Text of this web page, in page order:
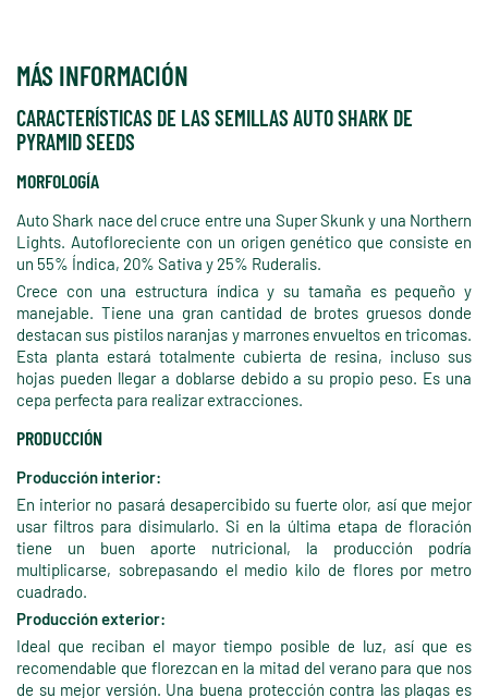
MÁS INFORMACIÓN
CARACTERÍSTICAS DE LAS SEMILLAS AUTO SHARK DE
PYRAMID SEEDS
MORFOLOGÍA
Auto Shark nace del cruce entre una Super Skunk y una Northern
Lights. Autofloreciente con un origen genético que consiste en
un 55% Índica, 20% Sativa y 25% Ruderalis.
Crece con una estructura índica y su tamaña es pequeño y
manejable. Tiene una gran cantidad de brotes gruesos donde
destacan sus pistilos naranjas y marrones envueltos en tricomas.
Esta planta estará totalmente cubierta de resina, incluso sus
hojas pueden llegar a doblarse debido a su propio peso. Es una
cepa perfecta para realizar extracciones.
PRODUCCIÓN
Producción interior:
En interior no pasará desapercibido su fuerte olor, así que mejor
usar filtros para disimularlo. Si en la última etapa de floración
tiene un buen aporte nutricional, la producción podría
multiplicarse, sobrepasando el medio kilo de flores por metro
cuadrado.
Producción exterior:
Ideal que reciban el mayor tiempo posible de luz, así que es
recomendable que florezcan en la mitad del verano para que nos
de su mejor versión. Una buena protección contra las plagas es